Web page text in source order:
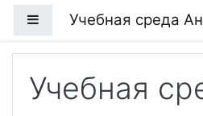
Боковая панель
Учебная среда
Учебная